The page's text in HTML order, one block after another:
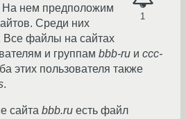
1
На нем предположим
Среди них
Все файлы на сайтах
и группам bbb-ru и ccc-
этих пользователя также
.
сайта bbb.ru есть файл